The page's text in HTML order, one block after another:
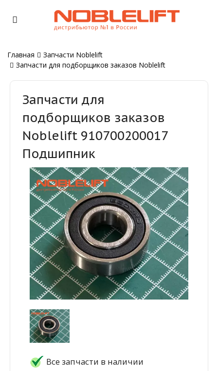
Главная
Запчасти Noblelift
Запчасти для подборщиков заказов Noblelift
Запчасти для
подборщиков заказов
Noblelift 910700200017
Подшипник
Все запчасти в наличии